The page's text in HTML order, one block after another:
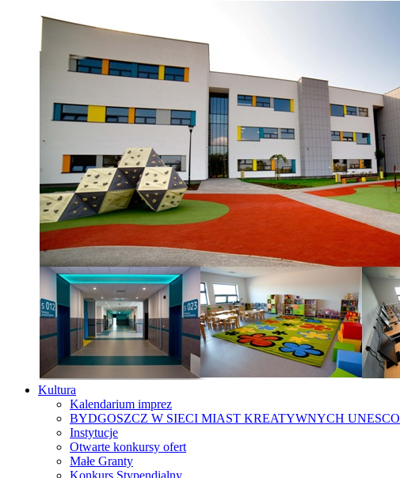
Kultura
Kalendarium imprez
BYDGOSZCZ W SIECI MIAST KREATYWNYCH UNESCO
Instytucje
Otwarte konkursy ofert
Małe Granty